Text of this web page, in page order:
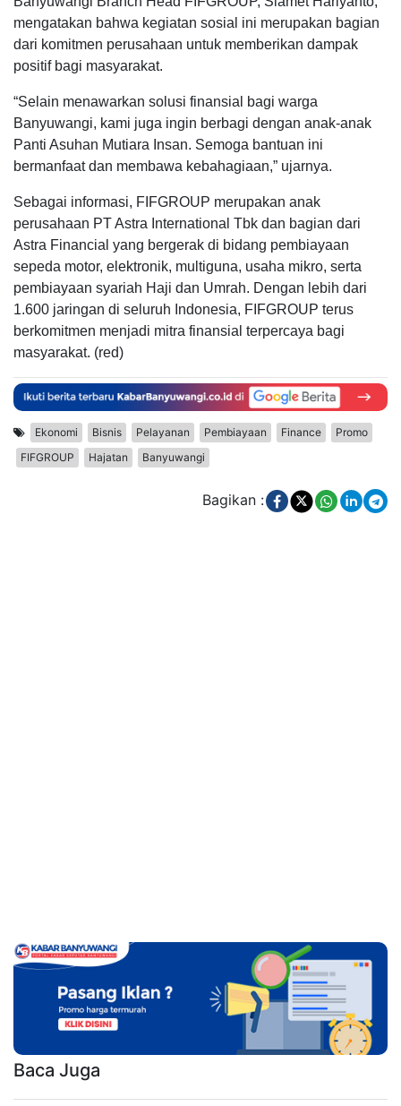
mengatakan bahwa kegiatan sosial ini merupakan bagian
dari komitmen perusahaan untuk memberikan dampak
positif bagi masyarakat.
“Selain menawarkan solusi finansial bagi warga
Banyuwangi, kami juga ingin berbagi dengan anak-anak
Panti Asuhan Mutiara Insan. Semoga bantuan ini
bermanfaat dan membawa kebahagiaan,” ujarnya.
Sebagai informasi, FIFGROUP merupakan anak
perusahaan PT Astra International Tbk dan bagian dari
Astra Financial yang bergerak di bidang pembiayaan
sepeda motor, elektronik, multiguna, usaha mikro, serta
pembiayaan syariah Haji dan Umrah. Dengan lebih dari
1.600 jaringan di seluruh Indonesia, FIFGROUP terus
berkomitmen menjadi mitra finansial terpercaya bagi
masyarakat. (red)
Ekonomi Bisnis Pelayanan Pembiayaan Finance
Promo
FIFGROUP
Hajatan Banyuwangi
Bagikan :
Baca Juga